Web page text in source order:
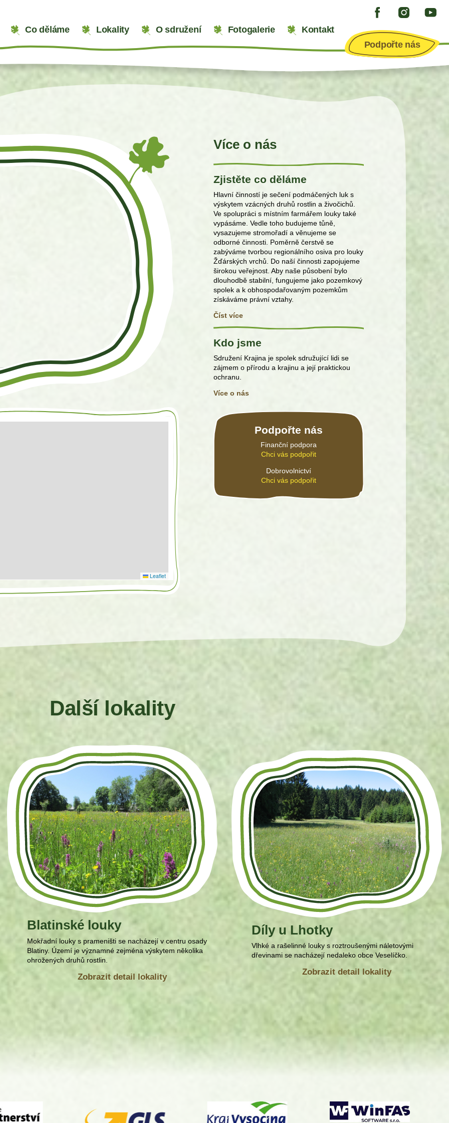
Co děláme Lokality O sdružení Fotogalerie
Kontakt
Podpořte nás
Leaflet
Více o nás
Zjistěte co děláme
Hlavní činností je sečení podmáčených luk s
výskytem vzácných druhů rostlin a živočichů.
Ve spolupráci s místním farmářem louky také
vypásáme. Vedle toho budujeme tůně,
vysazujeme stromořadí a věnujeme se
odborné činnosti. Poměrně čerstvě se
zabýváme tvorbou regionálního osiva pro louky
Žďárských vrchů. Do naší činnosti zapojujeme
širokou veřejnost. Aby naše působení bylo
dlouhodbě stabilní, fungujeme jako pozemkový
spolek a k obhospodařovaným pozemkům
získáváme právní vztahy.
Číst více
Kdo jsme
Sdružení Krajina je spolek sdružující lidi se
zájmem o přírodu a krajinu a její praktickou
ochranu.
Více o nás
Podpořte nás
Finanční podpora
Chci vás podpořit
Dobrovolnictví
Chci vás podpořit
Další lokality
Blatinské louky
Mokřadní louky s prameništi se nacházejí v centru osady
Blatiny. Území je významné zejména výskytem několika
ohrožených druhů rostlin.
Zobrazit detail lokality
Díly u Lhotky
Vlhké a rašelinné louky s roztroušenými náletovými
dřevinami se nacházejí nedaleko obce Veselíčko.
Zobrazit detail lokality